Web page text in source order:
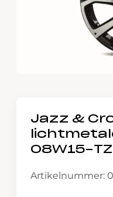
Jazz &
08W15-
Artikelnummer: